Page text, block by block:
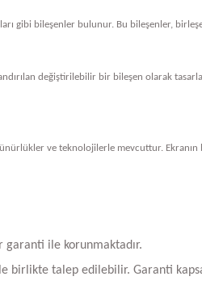
gibi bileşenler bulunur. Bu bileşenler,
değiştirilebilir bir bileşen olarak
ve teknolojilerle mevcuttur. Ekranın
garanti ile korunmaktadır.
talep edilebilir. Garanti